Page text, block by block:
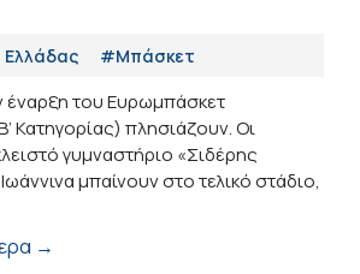
Ελλάδας #Μπάσκετ
έναρξη του Ευρωμπάσκετ
Κατηγορίας) πλησιάζουν. Οι
γυμναστήριο «Σιδέρης
μπαίνουν στο τελικό στάδιο,
→